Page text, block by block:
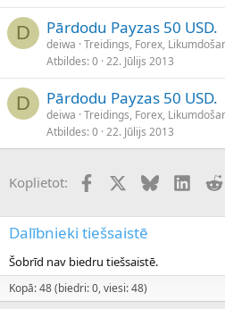
D Pārdodu Payzas 50 USD.
deiwa Treidings, Forex,
Atbildes 0 22. Jūlijs 2013
D Pārdodu Payzas 50 USD.
deiwa Treidings, Forex,
Atbildes 0 22. Jūlijs 2013
Koplietot: FacebookX (Twitter)
Bluesky
Dalībnieki tiešsaistē
Šobrīd nav biedru tiešsaistē.
Kopā: 48 (biedri: 0, viesi: 48)